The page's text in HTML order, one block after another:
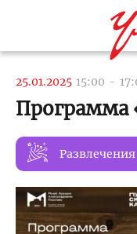
25.01.2025 15:00 -
Программа
Развлечения